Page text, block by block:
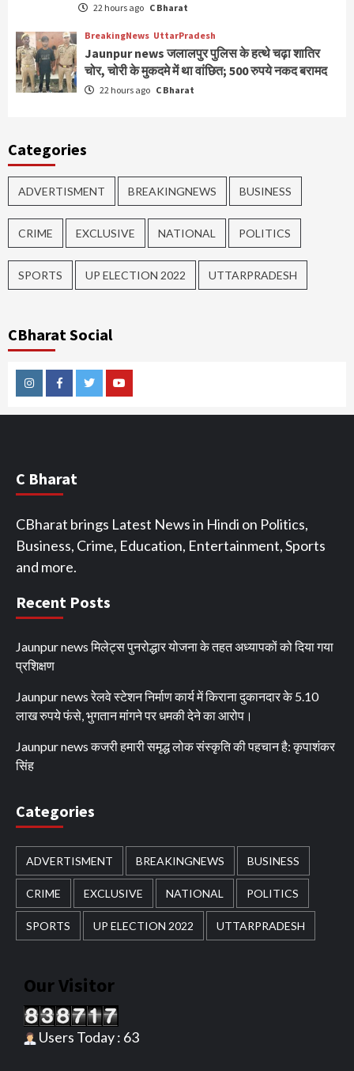
22 hours ago C Bharat
BreakingNews UttarPradesh
Jaunpur news जलालपुर पुलिस के हत्थे चढ़ा शातिर
चोर, चोरी के मुकदमे में था वांछित; 500 रुपये नकद बरामद
22 hours ago C Bharat
Categories
ADVERTISMENT BREAKINGNEWS BUSINESS
CRIME EXCLUSIVE NATIONAL POLITICS
SPORTS UP ELECTION 2022 UTTARPRADESH
CBharat Social
InstagramFacebookTwitterYoutube
C Bharat
CBharat brings Latest News in Hindi on Politics,
Business, Crime, Education, Entertainment, Sports
and more.
Recent Posts
Jaunpur news मिलेट्स पुनरोद्धार योजना के तहत अध्यापकों को दिया गया
प्रशिक्षण
Jaunpur news रेलवे स्टेशन निर्माण कार्य में किराना दुकानदार के 5.10
लाख रुपये फंसे, भुगतान मांगने पर धमकी देने का आरोप।
Jaunpur news कजरी हमारी समृद्ध लोक संस्कृति की पहचान है: कृपाशंकर
सिंह
Categories
ADVERTISMENT BREAKINGNEWS BUSINESS
CRIME EXCLUSIVE NATIONAL POLITICS
SPORTS UP ELECTION 2022 UTTARPRADESH
Our Visitor
Users Today : 63